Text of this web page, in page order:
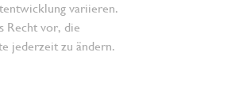
variieren.
Recht vor, die
jederzeit zu ändern.